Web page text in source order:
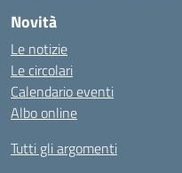
Novità
Le notizie
Le circolari
Calendario eventi
Albo online
Tutti gli argomenti